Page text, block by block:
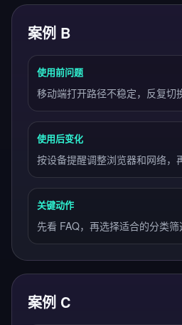
案例 B
使用前问题
移动端打开路径不稳定，反复切
使用后变化
按设备提醒调整浏览器和网络，
关键动作
先看 FAQ，再选择适合的分类筛
案例 C